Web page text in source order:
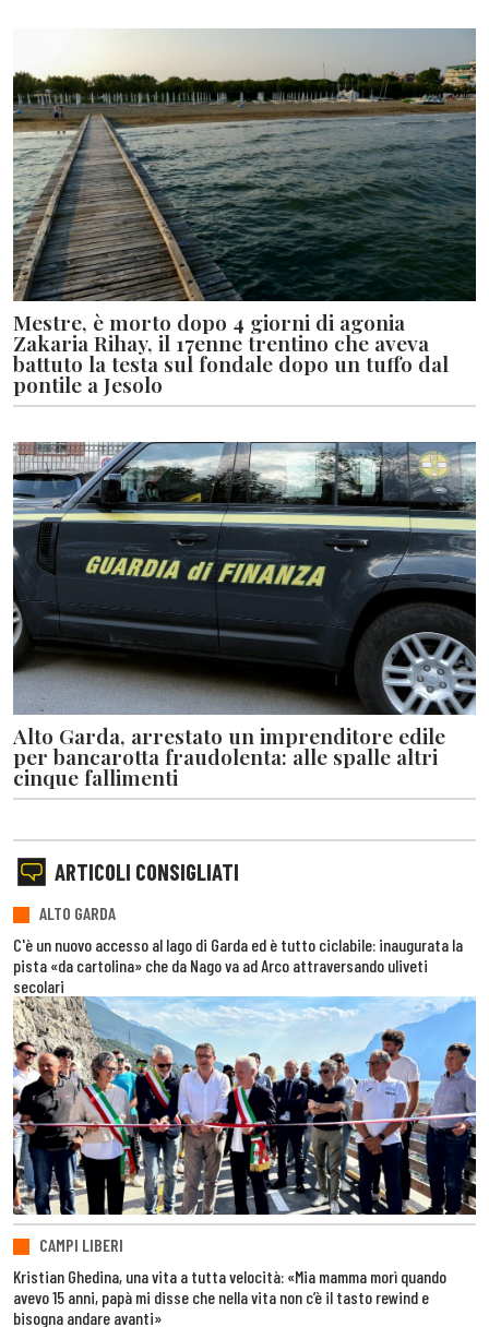
Mestre, è morto dopo 4 giorni di agonia
Zakaria Rihay, il 17enne trentino che aveva
battuto la testa sul fondale dopo un tuffo dal
pontile a Jesolo
Alto Garda, arrestato un imprenditore edile
per bancarotta fraudolenta: alle spalle altri
cinque fallimenti
ARTICOLI CONSIGLIATI
ALTO GARDA
C'è un nuovo accesso al lago di Garda ed è tutto ciclabile: inaugurata la
pista «da cartolina» che da Nago va ad Arco attraversando uliveti
secolari
CAMPI LIBERI
Kristian Ghedina, una vita a tutta velocità: «Mia mamma morì quando
avevo 15 anni, papà mi disse che nella vita non c’è il tasto rewind e
bisogna andare avanti»